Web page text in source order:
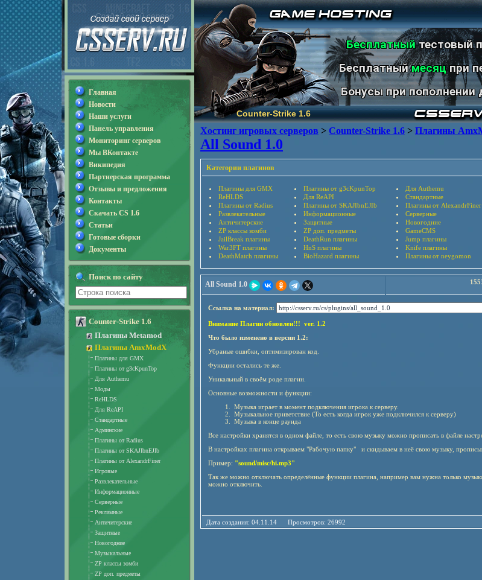
Counter-Strike 1.6
Бесплатныйтестовый
Бесплатныймесяцпри
Бонусы при пополнении
Хостинг игровых серверов > Counter-Strike 1.6 > Плагины
All Sound 1.0
Категории плагинов
Плагины для GMX Плагины от g3cKpunTop Для Authemu
ReHLDS
Для ReAPI Стандартные
Плагины от Radius
Плагины от SKAJIbnEJIb Плагины от AlexandrFiner
Развлекательные
Информационные Серверные
Античитерские
Защитные Новогодние
ZP классы зомби
ZP доп. предметы GameCMS
JailBreak плагины
DeathRun плагины Jump плагины
War3FT плагины
HnS плагины Knife плагины
DeathMatch плагины
BioHazard плагины Плагины от neygomon
All Sound 1.0
Ссылка на материал:
Внимание Плагин обновлен!!! ver. 1.2
Что было изменено в версии 1.2:
Убраные ошибки, оптимизирован код.
Функции остались те же.
Уникальный в своём роде плагин.
Основные возможности и функции:
Музыка играет в момент подключения игрока к серверу.
Музыкальное приветствие (То есть когда игрок уже подключился к серверу)
Музыка в конце раунда
Все настройки хранятся в одном файле, то есть свою музыку можно прописать в файле
В настройках плагина открываем "Рабочую папку" и скидываем в неё свою музыку,
Пример: "sound/misc/hi.mp3"
Так же можно отключать определённые функции плагина, например вам нужна только
можно отключить.
Дата создания: 04.11.14 Просмотров: 26992
Главная
Новости
Наши услуги
Панель управления
Мониторинг серверов
Мы ВКонтакте
Википедия
Партнерская программа
Отзывы и предложения
Контакты
Скачать CS 1.6
Статьи
Готовые сборки
Документы
Поиск по сайту
Counter-Strike 1.6
Плагины Metamod
Плагины AmxModX
Плагины для GMX
Плагины от g3cKpunTop
Для Authemu
Моды
ReHLDS
Для ReAPI
Стандартные
Админские
Плагины от Radius
Плагины от SKAJIbnEJIb
Плагины от AlexandrFiner
Игровые
Развлекательные
Информационные
Серверные
Рекламные
Античитерские
Защитные
Новогодние
Музыкальные
ZP классы зомби
ZP доп. предметы